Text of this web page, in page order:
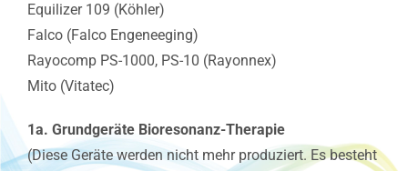
Equilizer 109 (Köhler)
Falco (Falco Engeneeging)
Rayocomp PS-1000, PS-10 (Rayonnex)
Mito (Vitatec)
1a. Grundgeräte Bioresonanz-Therapie
(Diese Geräte werden nicht mehr produziert. Es besteht